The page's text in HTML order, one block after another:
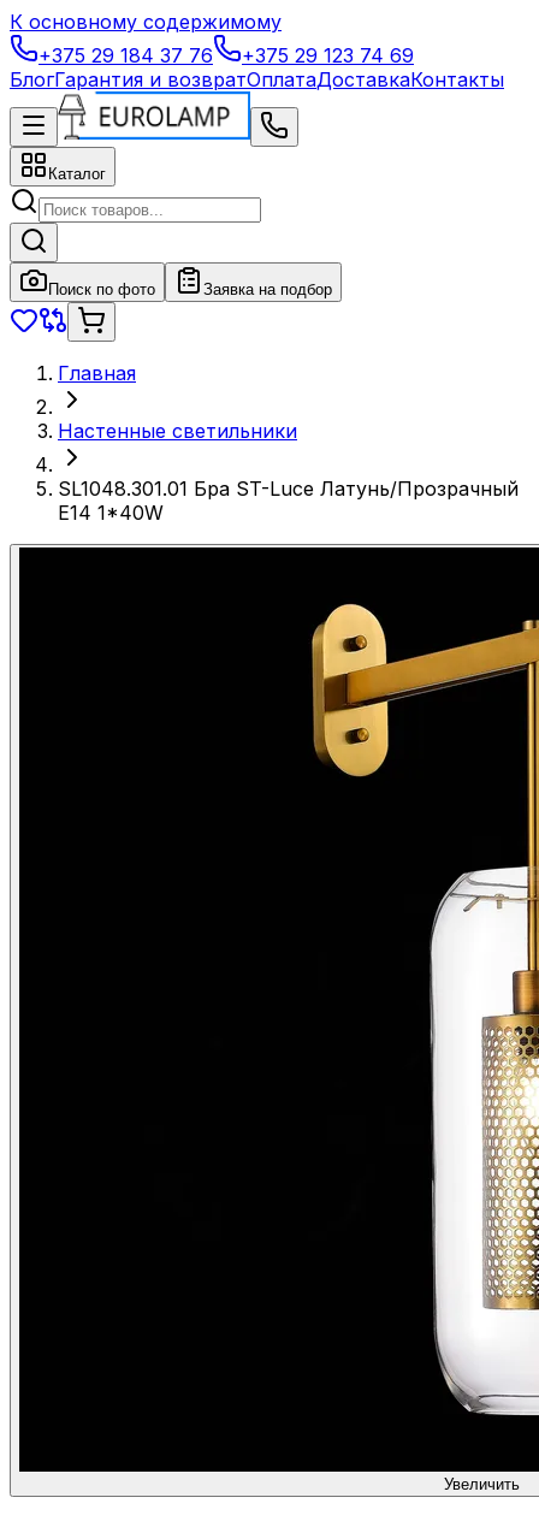
К основному содержимому
+375 29 184 37 76
+375 29 123 74 69
БлогГарантия и возвратОплатаДоставкаКонтакты
Каталог
Поиск по фото Заявка на подбор
Главная
Настенные светильники
SL1048.301.01 Бра ST-Luce Латунь/Прозрачный
E14 1*40W
Увеличить